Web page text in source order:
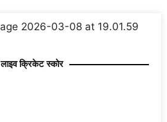
लाइव क्रिकेट स्कोर